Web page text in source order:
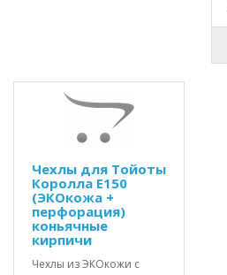
Чехлы для Тойоты
Королла Е150
(ЭКОкожа +
перфорация)
коньячные
кирпичи
Чехлы из ЭКОкожи с